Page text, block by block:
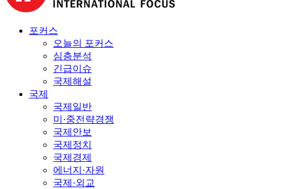
포커스
오늘의 포커스
심층분석
긴급이슈
국제해설
국제
국제일반
미·중전략경쟁
국제안보
국제정치
국제경제
에너지·자원
국제·외교